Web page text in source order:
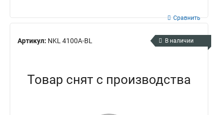
Артикул: NKL 4100A-BL
Сравнить
В наличии
Товар снят с производства